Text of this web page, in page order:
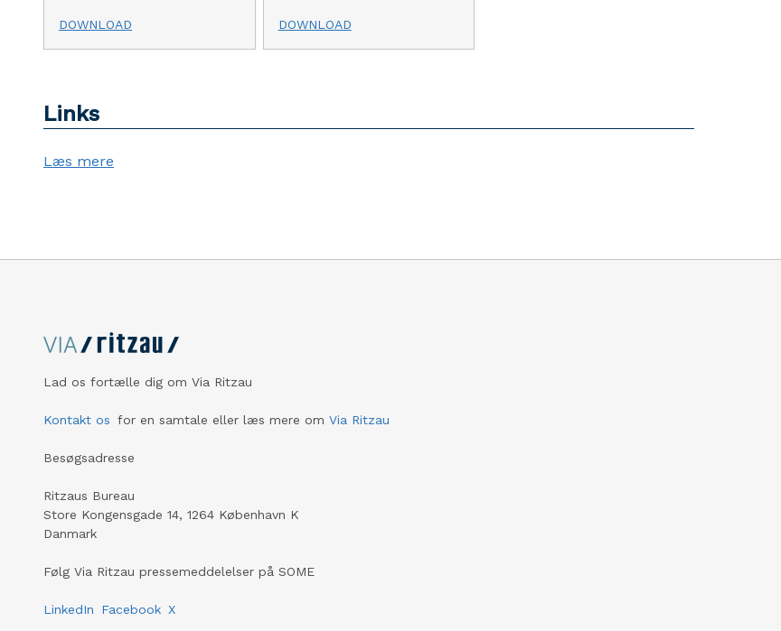
DOWNLOAD DOWNLOAD
Links
Læs mere
Lad os fortælle dig om Via Ritzau
Kontakt os for en samtale eller læs mere om Via Ritzau
Besøgsadresse
Ritzaus Bureau
Store Kongensgade 14, 1264 København K
Danmark
Følg Via Ritzau pressemeddelelser på SOME
LinkedIn Facebook X